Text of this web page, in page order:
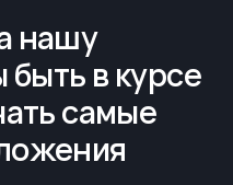
нашу
быть в курсе
самые